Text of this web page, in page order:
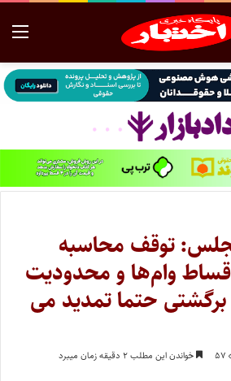
توقف محاسبه
وام‌ها و محدودیت
حتما تمدید می
۵۷ خواندن این مطلب ۲ دقیقه زمان میبرد